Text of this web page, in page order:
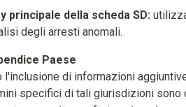
principale della scheda SD:
degli arresti anomali.
Paese
di informazioni
specifici di tali giurisdizioni sono